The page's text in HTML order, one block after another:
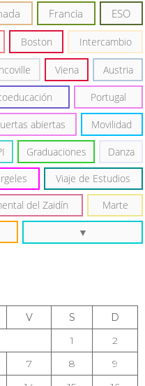
Francia ESO
Boston Intercambio
Viena Austria
Portugal
abiertas Movilidad
Graduaciones Danza
Viaje de Estudios
del Zaidín Marte
V S
D
1
2
7 8
9